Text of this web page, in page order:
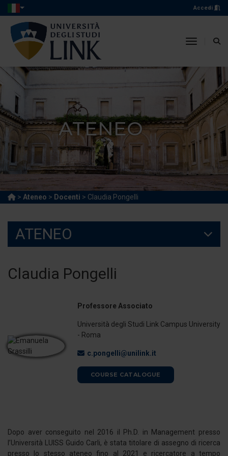
Accedi
toggle
ATENEO
> Ateneo > Docenti > Claudia Pongelli
ATENEO
Claudia Pongelli
Professore Associato
Università degli Studi Link Campus University
- Roma
c.pongelli@unilink.it
COURSE CATALOGUE
Dopo aver conseguito nel 2016 il Ph.D. in Management presso
l’Università LUISS Guido Carli, è stata titolare di assegno di ricerca
presso lo stesso ateneo fino al 2021 e ricercatore a tempo